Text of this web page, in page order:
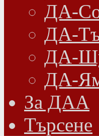
ДА-
ДА-
ДА-
ДА-
Зa ДАА
Търсене